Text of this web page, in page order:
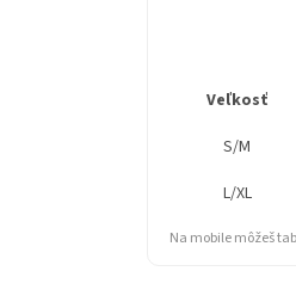
Veľkosť
S/M
L/XL
Na mobile môžeš